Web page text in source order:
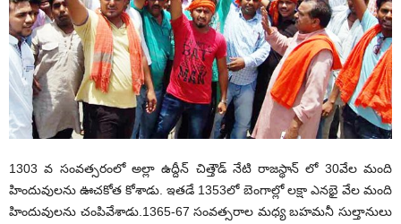
1303 వ సంవత్సరంలో అల్లా ఉద్దీన్ చిత్తౌడ్ నేటి రాజస్థాన్ లో 30వేల మంది
హిందువులను ఊచకోత కోశాడు. ఇతడే 1353లో బెంగాల్లో లక్షా ఎనభై వేల మంది
హిందువులను చంపివేశాడు.1365-67 సంవత్సరాల మధ్య బహమనీ సుల్తానులు